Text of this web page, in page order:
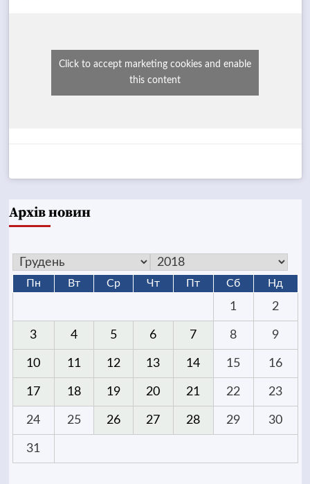
Click to accept marketing cookies and enable
this content
Архів новин
Пн Вт Ср Чт Пт Сб Нд
1 2
3 4 5 6 7 8 9
10 11 12 13 14 15 16
17 18 19 20 21 22 23
24 25 26 27 28 29 30
31